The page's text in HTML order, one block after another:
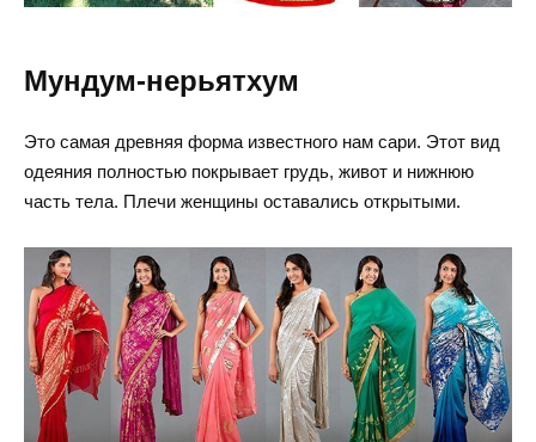
Мундум-нерьятхум
Это самая древняя форма известного нам сари. Этот вид
одеяния полностью покрывает грудь, живот и нижнюю
часть тела. Плечи женщины оставались открытыми.